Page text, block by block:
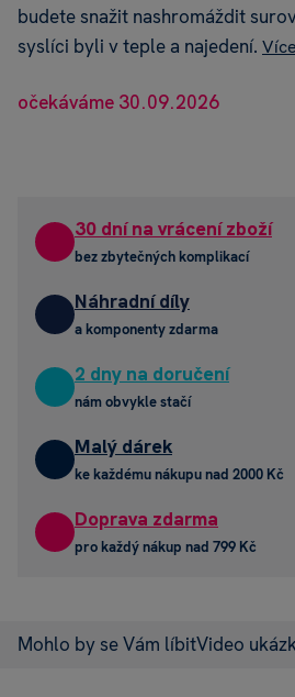
budete snažit nashromáždit
syslíci byli v teple a najedení.
očekáváme 30.09.2026
30 dní na vrácení zboží
bez zbytečných komplikací
Náhradní díly
a komponenty zdarma
2 dny na doručení
nám obvykle stačí
Malý dárek
ke každému nákupu nad 2000 Kč
Doprava zdarma
pro každý nákup nad 799 Kč
Mohlo by se Vám líbitVideo